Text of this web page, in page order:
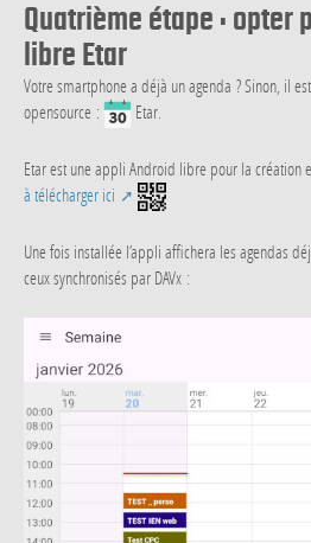
Quatrième étape : opter
libre Etar
Votre smartphone a déjà un agenda ? Sinon, il
opensource :
Etar.
Etar est une appli Android libre pour la création
à télécharger ici
Une fois installée l’appli affichera les agendas
ceux synchronisés par DAVx :